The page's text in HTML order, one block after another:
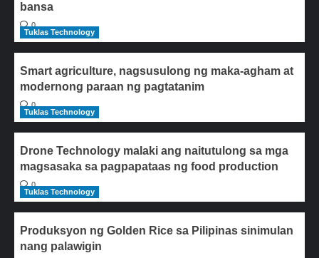
bansa
0
Tuklas Technology
Smart agriculture, nagsusulong ng maka-agham at
modernong paraan ng pagtatanim
0
Tuklas Technology
Drone Technology malaki ang naitutulong sa mga
magsasaka sa pagpapataas ng food production
0
Tuklas Technology
Produksyon ng Golden Rice sa Pilipinas sinimulan
nang palawigin